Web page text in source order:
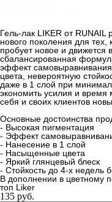
Гель-лак LIKER от RUNAIL
нового поколения для тех,
пробует новое и
сбалансированная
эффект
цвета, невероятную
даже в 1 слой при
экономить усилия и время
себя и своих клиентов
Основные достоинства
- Высокая пигментация
- Эффект
- Нанесение в 1 слой
- Насыщенные цвета
- Яркий глянцевый блеск
- Стойкость до 4-х недель
В дополнении в цветному
топ Liker
135 руб.